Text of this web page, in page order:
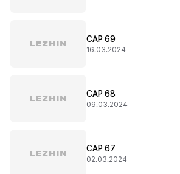
CAP 69
16.03.2024
CAP 68
09.03.2024
CAP 67
02.03.2024